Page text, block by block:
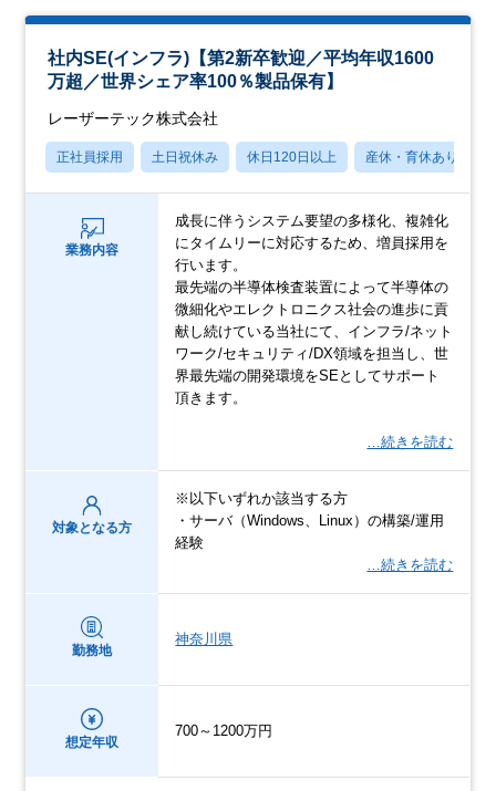
社内SE(インフラ)【第2新卒歓迎／平均年収1600
万超／世界シェア率100％製品保有】
レーザーテック株式会社
正社員採用 土日祝休み 休日120日以上 産休・育休あり
業務内容
成長に伴うシステム要望の多様化、複雑化
にタイムリーに対応するため、増員採用を
行います。
最先端の半導体検査装置によって半導体の
微細化やエレクトロニクス社会の進歩に貢
献し続けている当社にて、インフラ/ネット
ワーク/セキュリティ/DX領域を担当し、世
界最先端の開発環境をSEとしてサポート
頂きます。
…続きを読む
対象となる方
※以下いずれか該当する方
・サーバ（Windows、Linux）の構築/運用
経験
…続きを読む
勤務地
神奈川県
想定年収
700～1200万円